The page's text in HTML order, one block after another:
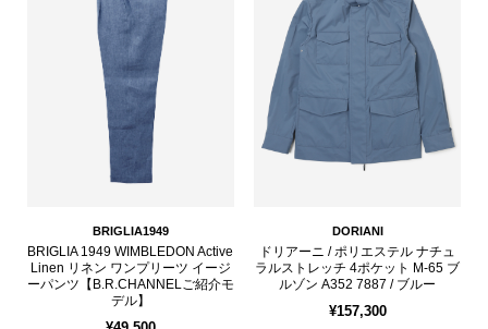
BRIGLIA1949
BRIGLIA 1949 WIMBLEDON Active
Linen リネン ワンプリーツ イージ
ーパンツ【B.R.CHANNELご紹介モ
デル】
DORIANI
ドリアーニ / ポリエステル ナチュ
ラルストレッチ 4ポケット M-65 ブ
ルゾン A352 7887 / ブルー
¥157,300